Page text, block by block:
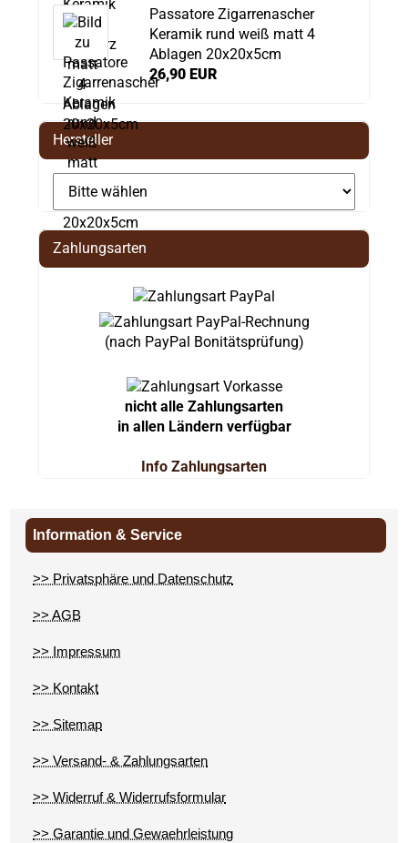
Passatore Zigarrenascher
Keramik rund weiß matt 4
Ablagen 20x20x5cm
26,90 EUR
Hersteller
Zahlungsarten
(nach PayPal Bonitätsprüfung)
nicht alle Zahlungsarten
in allen Ländern verfügbar
Info Zahlungsarten
Information & Service
>> Privatsphäre und Datenschutz
>> AGB
>> Impressum
>> Kontakt
>> Sitemap
>> Versand- & Zahlungsarten
>> Widerruf & Widerrufsformular
>> Garantie und Gewaehrleistung